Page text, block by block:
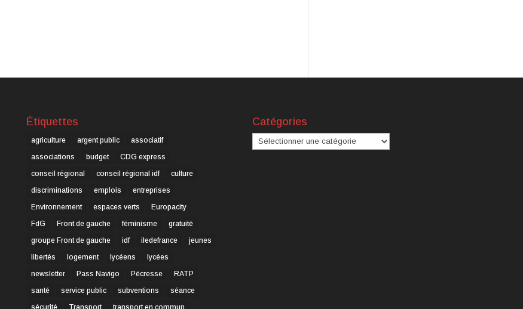
Étiquettes
agriculture argent public
associatif
associations
budget
CDG express
conseil régional
conseil régional idf
culture
discriminations
emplois
entreprises
Environnement
espaces verts
Europacity
FdG
Front de gauche féminisme
gratuité
groupe Front de gauche
idf iledefrance
jeunes
libertés
logement lycéens
lycées
newsletter
Pass Navigo Pécresse
RATP
santé
service public subventions
séance
sécurité
Transport transport en commun
Catégories
Catégories